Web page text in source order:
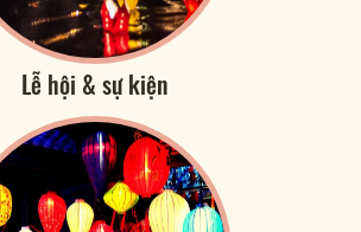
Lễ hội & sự kiện